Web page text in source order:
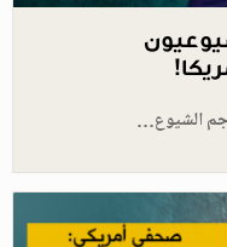
الشيوع…